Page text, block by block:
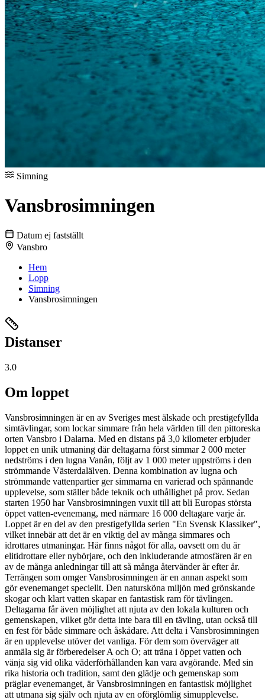
Simning
Vansbro­simningen
Datum ej fastställt
Vansbro
Hem
Lopp
Simning
Vansbro­simningen
Distanser
3.0
Om loppet
Vansbrosimningen är en av Sveriges mest älskade och prestigefyllda
simtävlingar, som lockar simmare från hela världen till den pittoreska
orten Vansbro i Dalarna. Med en distans på 3,0 kilometer erbjuder
loppet en unik utmaning där deltagarna först simmar 2 000 meter
nedströms i den lugna Vanån, följt av 1 000 meter uppströms i den
strömmande Västerdalälven. Denna kombination av lugna och
strömmande vattenpartier ger simmarna en varierad och spännande
upplevelse, som ställer både teknik och uthållighet på prov. Sedan
starten 1950 har Vansbrosimningen vuxit till att bli Europas största
öppet vatten-evenemang, med närmare 16 000 deltagare varje år.
Loppet är en del av den prestigefyllda serien "En Svensk Klassiker",
vilket innebär att det är en viktig del av många simmares och
idrottares utmaningar. Här finns något för alla, oavsett om du är
elitidrottare eller nybörjare, och den inkluderande atmosfären är en
av de många anledningar till att så många återvänder år efter år.
Terrängen som omger Vansbrosimningen är en annan aspekt som
gör evenemanget speciellt. Den natursköna miljön med grönskande
skogar och klart vatten skapar en fantastisk ram för tävlingen.
Deltagarna får även möjlighet att njuta av den lokala kulturen och
gemenskapen, vilket gör detta inte bara till en tävling, utan också till
en fest för både simmare och åskådare. Att delta i Vansbrosimningen
är en upplevelse utöver det vanliga. För dem som överväger att
anmäla sig är förberedelser A och O; att träna i öppet vatten och
vänja sig vid olika väderförhållanden kan vara avgörande. Med sin
rika historia och tradition, samt den glädje och gemenskap som
präglar evenemanget, är Vansbrosimningen en fantastisk möjlighet
att utmana sig själv och njuta av en oförglömlig simupplevelse.